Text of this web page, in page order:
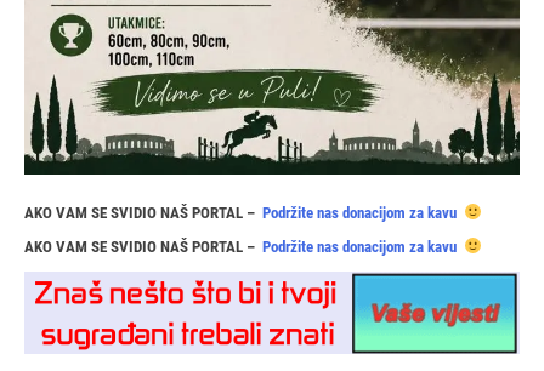
AKO VAM SE SVIDIO NAŠ PORTAL – Podržite nas donacijom za kavu
AKO VAM SE SVIDIO NAŠ PORTAL – Podržite nas donacijom za kavu